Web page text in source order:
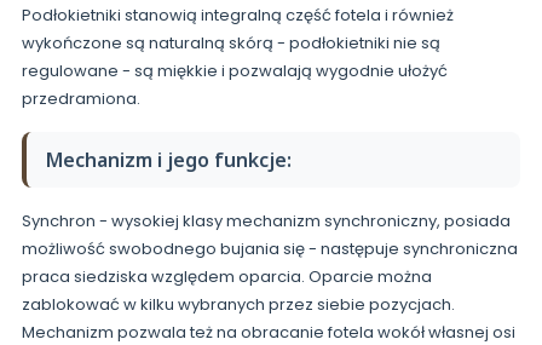
Podłokietniki stanowią integralną część fotela i również
wykończone są naturalną skórą - podłokietniki nie są
regulowane - są miękkie i pozwalają wygodnie ułożyć
przedramiona.
Mechanizm i jego funkcje:
Synchron - wysokiej klasy mechanizm synchroniczny, posiada
możliwość swobodnego bujania się - następuje synchroniczna
praca siedziska względem oparcia. Oparcie można
zablokować w kilku wybranych przez siebie pozycjach.
Mechanizm pozwala też na obracanie fotela wokół własnej osi